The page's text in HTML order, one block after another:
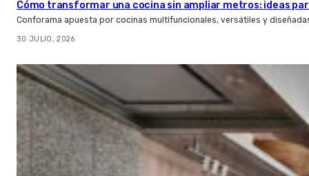
Cómo transformar una cocina sin ampliar metros: ideas
Conforama apuesta por cocinas multifuncionales, versátiles y
30 JULIO, 2026